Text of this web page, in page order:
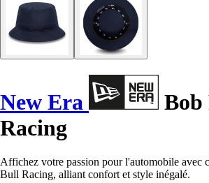
New Era
Bob
Racing
Affichez votre passion pour l'automobile avec
Bull Racing, alliant confort et style inégalé.